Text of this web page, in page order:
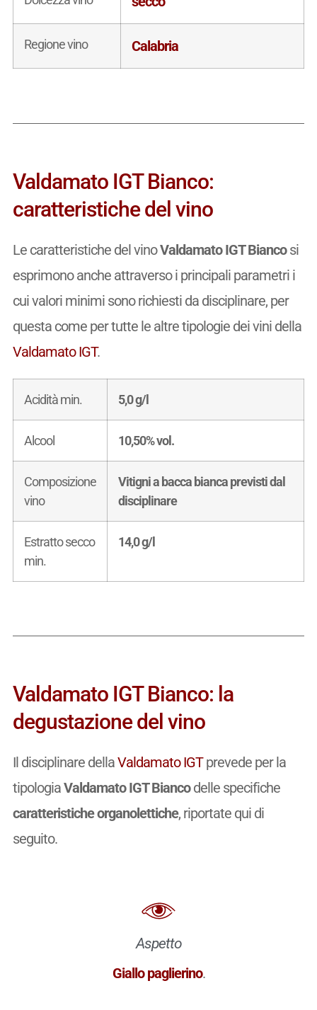
Regione vino Calabria
Valdamato IGT Bianco:
caratteristiche del vino
Le caratteristiche del vinoValdamato IGT Biancosi
esprimono anche attraverso i principali parametri i
cui valori minimi sono richiesti da disciplinare, per
questa come per tutte le altre tipologie dei vini della
Valdamato IGT.
Acidità min. 5,0 g/l
Alcool 10,50% vol.
Composizione
vino
Vitigni a bacca bianca previsti dal
disciplinare
Estratto secco
min.
14,0 g/l
Valdamato IGT Bianco: la
degustazione del vino
Il disciplinare dellaValdamato IGTprevede per la
tipologiaValdamato IGT Biancodelle specifiche
caratteristiche organolettiche, riportate qui di
seguito.
Aspetto
Giallo paglierino.